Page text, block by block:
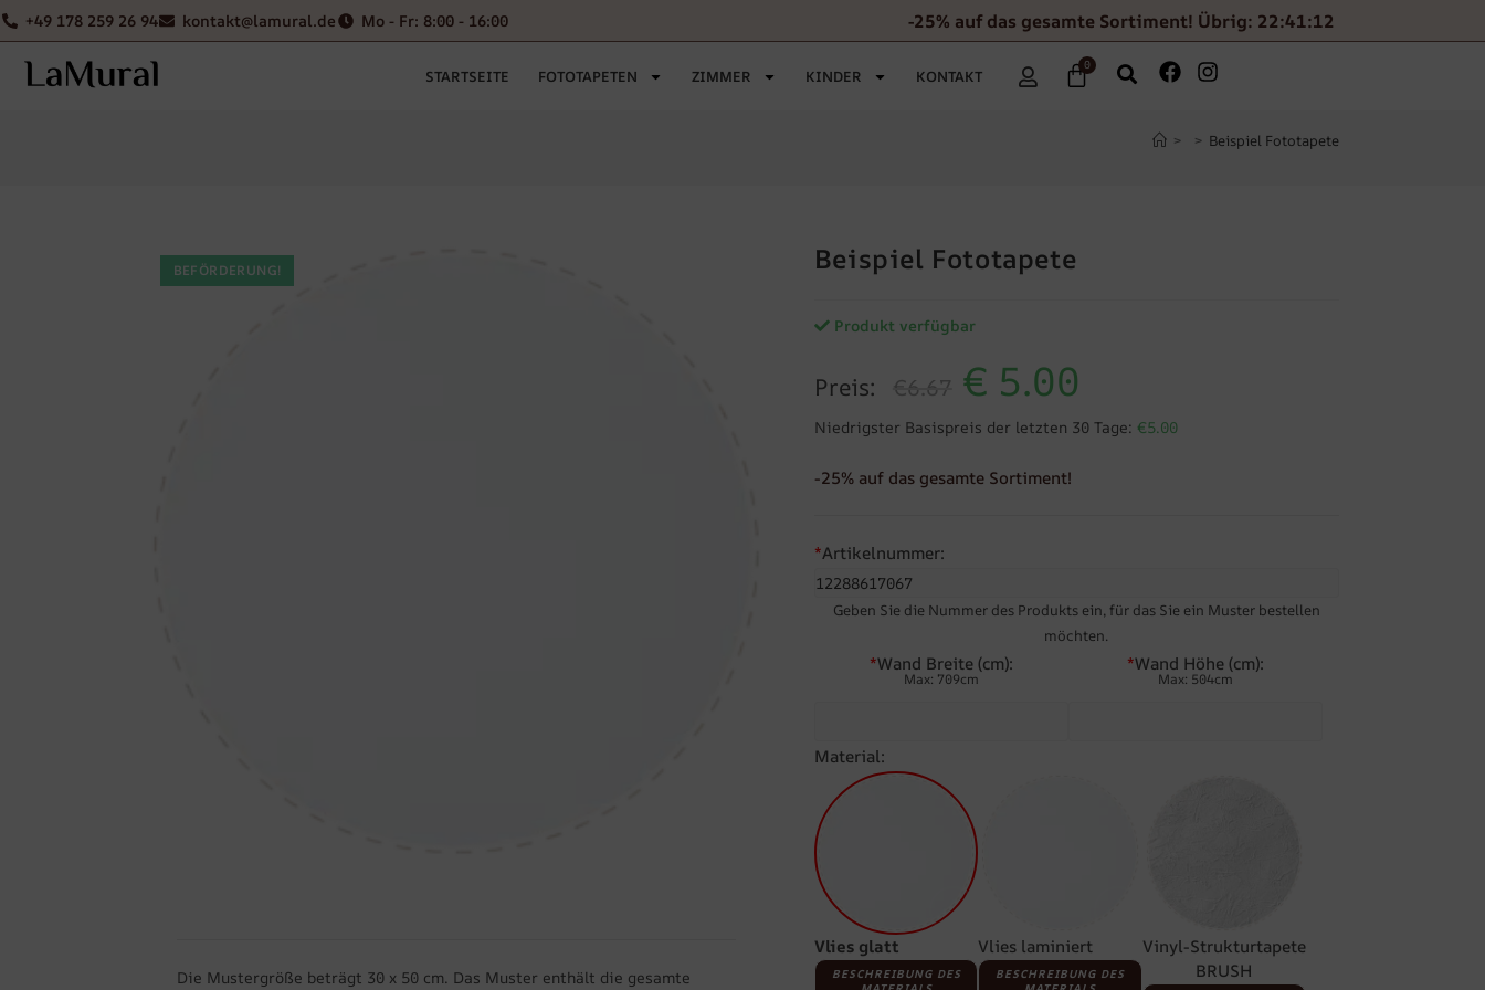
+49 178 259 26 94 kontakt@lamural.de Mo - Fr: 8:00 - 16:00 -25% auf das gesamte Sortiment! Übrig: 22:41:11
STARTSEITE FOTOTAPETEN ZIMMER KINDER KONTAKT
0
> > Beispiel Fototapete
BEFÖRDERUNG!
Die Mustergröße beträgt 30 x 50 cm. Das Muster enthält die gesamte
Beispiel Fototapete
Produkt verfügbar
Preis: €6.67 € 5.00
Niedrigster Basispreis der letzten 30 Tage: €5.00
-25% auf das gesamte Sortiment!
*Artikelnummer:
Geben Sie die Nummer des Produkts ein, für das Sie ein Muster bestellen
möchten.
*Wand Breite (cm):
Max: 709cm
*Wand Höhe (cm):
Max: 504cm
Material:
Vlies glatt
BESCHREIBUNG DES
Vlies laminiert
BESCHREIBUNG DES
Vinyl-Strukturtapete
BRUSH